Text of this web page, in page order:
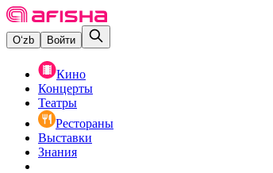
O‘zb Войти
Кино
Концерты
Театры
Рестораны
Выставки
Знания